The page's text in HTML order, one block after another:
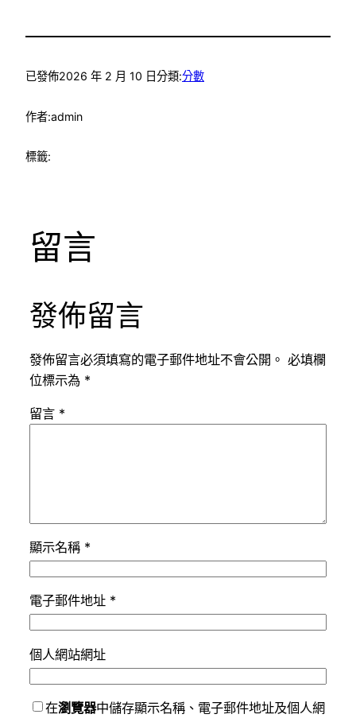
已發佈2026 年 2 月 10 日分類:分數
作者:admin
標籤:
留言
發佈留言
發佈留言必須填寫的電子郵件地址不會公開。 必填欄
位標示為 *
留言 *
顯示名稱 *
電子郵件地址 *
個人網站網址
在瀏覽器中儲存顯示名稱、電子郵件地址及個人網